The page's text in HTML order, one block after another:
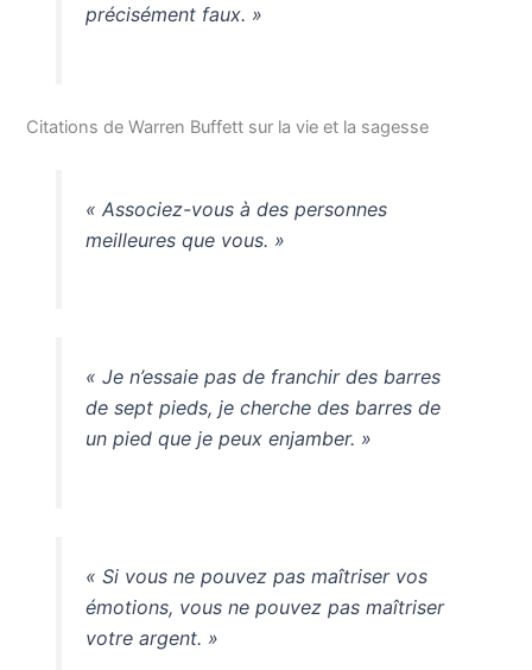
précisément faux. »
Citations de Warren Buffett sur la vie et la sagesse
« Associez-vous à des personnes
meilleures que vous. »
« Je n’essaie pas de franchir des barres
de sept pieds, je cherche des barres de
un pied que je peux enjamber. »
« Si vous ne pouvez pas maîtriser vos
émotions, vous ne pouvez pas maîtriser
votre argent. »